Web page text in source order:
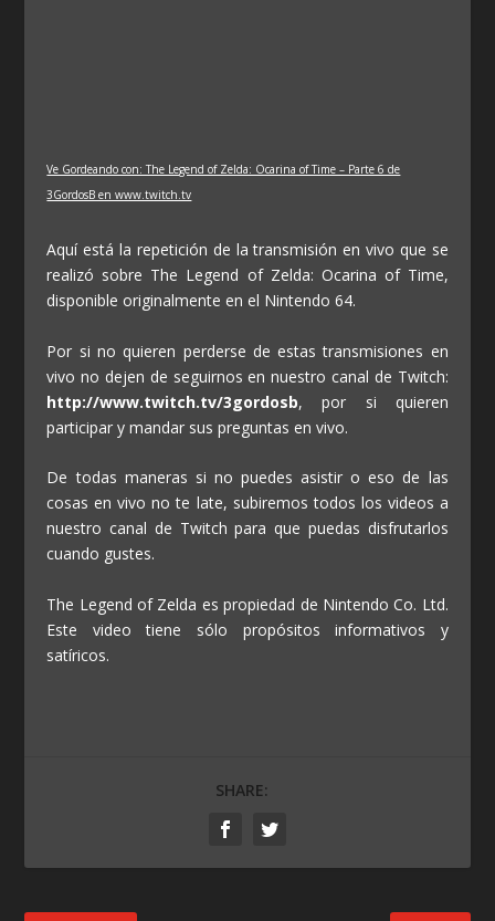
Ve Gordeando con: The Legend of Zelda: Ocarina of Time – Parte 6 de
3GordosB en www.twitch.tv
Aquí está la repetición de la transmisión en vivo que se
realizó sobre The Legend of Zelda: Ocarina of Time,
disponible originalmente en el Nintendo 64.
Por si no quieren perderse de estas transmisiones en
vivo no dejen de seguirnos en nuestro canal de Twitch:
http://www.twitch.tv/3gordosb, por si quieren
participar y mandar sus preguntas en vivo.
De todas maneras si no puedes asistir o eso de las
cosas en vivo no te late, subiremos todos los videos a
nuestro canal de Twitch para que puedas disfrutarlos
cuando gustes.
The Legend of Zelda es propiedad de Nintendo Co. Ltd.
Este video tiene sólo propósitos informativos y
satíricos.
SHARE: